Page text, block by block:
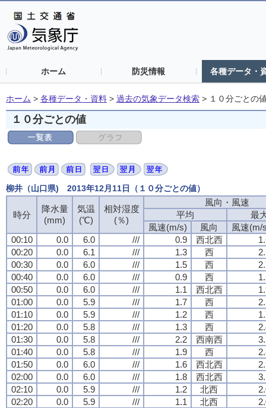
ホーム 防災情報 各種データ・
ホーム > 各種データ・資料 > 過去の気象データ検索 > １０分ごとの
１０分ごとの値
柳井（山口県) 2013年12月11日（１０分ごとの値）
時分
降水量
(mm)
気温
(℃)
相対湿度
(％)
風向・風速
平均
最
風速(m/s)
風向
風速(m/
00:10
0.0 6.0 /// 0.9 西北西
00:20
0.0 6.1 /// 1.3 西
00:30
0.0 6.0 /// 1.5 西
00:40
0.0 6.0 /// 0.9 西
00:50
0.0 6.0 /// 1.1 西北西
01:00
0.0 5.9 /// 1.7 西
01:10
0.0 5.9 /// 1.2 西
01:20
0.0 5.8 /// 1.3 西
01:30
0.0 5.8 /// 2.2 西南西
01:40
0.0 5.8 /// 1.9 西
01:50
0.0 6.0 /// 1.6 西北西
02:00
0.0 6.0 /// 1.8 西北西
02:10
0.0 5.9 /// 1.2 北西
02:20
0.0 5.9 /// 1.1 北西